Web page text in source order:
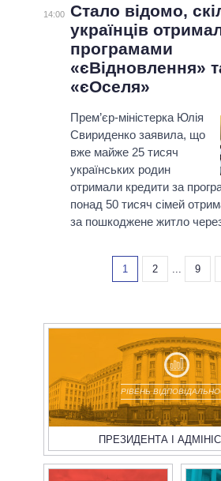
14:00 Стало відомо,
українців
програмами
«єВідновлення»
«єОселя»
Прем’єр-міністерка Юлія
Свириденко заявила, що
вже майже 25 тисяч
українських родин
отримали кредити за
понад 50 тисяч сімей
за пошкоджене житло
1 2 ... 9
РІВЕНЬ
ПРЕЗИДЕНТА І